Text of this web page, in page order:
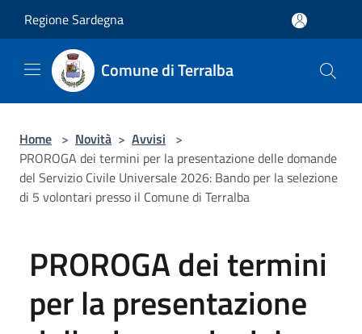
Regione Sardegna
Comune di Terralba
Home > Novità > Avvisi >
PROROGA dei termini per la presentazione delle domande
del Servizio Civile Universale 2026: Bando per la selezione
di 5 volontari presso il Comune di Terralba
PROROGA dei termini
per la presentazione